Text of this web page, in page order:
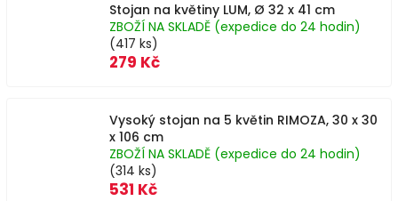
Stojan na květiny LUM, Ø 32 x 41 cm
ZBOŽÍ NA SKLADĚ (expedice do 24 hodin)
(417 ks)
279 Kč
Vysoký stojan na 5 květin RIMOZA, 30 x 30
x 106 cm
ZBOŽÍ NA SKLADĚ (expedice do 24 hodin)
(314 ks)
531 Kč